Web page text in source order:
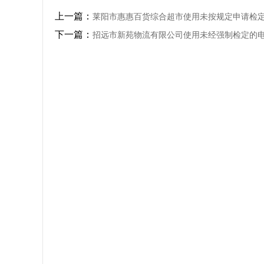
上一篇： 莱阳市惠惠百货综合超市使用未按规定申请检
下一篇： 招远市新苑物流有限公司使用未经强制检定的